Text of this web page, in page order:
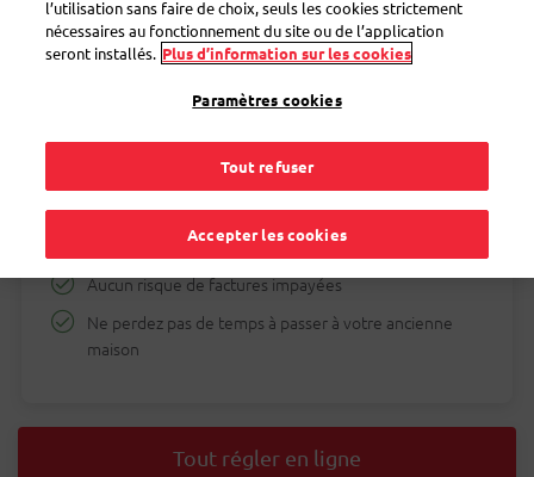
Service de Déménagement
Vous déménagez ? Faites transférer
nouvelle adresse
11€ par mois*
Aucun risque de factures impayées
Ne perdez pas de temps à passer à votre ancienne
maison
Tout régler en ligne
l’utilisation sans faire de choix, seuls les cookies strictement
nécessaires au fonctionnement du site ou de l’application
seront installés. Plus d’information sur les cookies
Paramètres cookies
Tout refuser
Accepter les cookies